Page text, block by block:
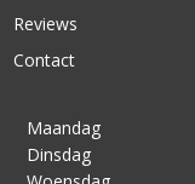
Reviews
Contact
Maandag
Dinsdag